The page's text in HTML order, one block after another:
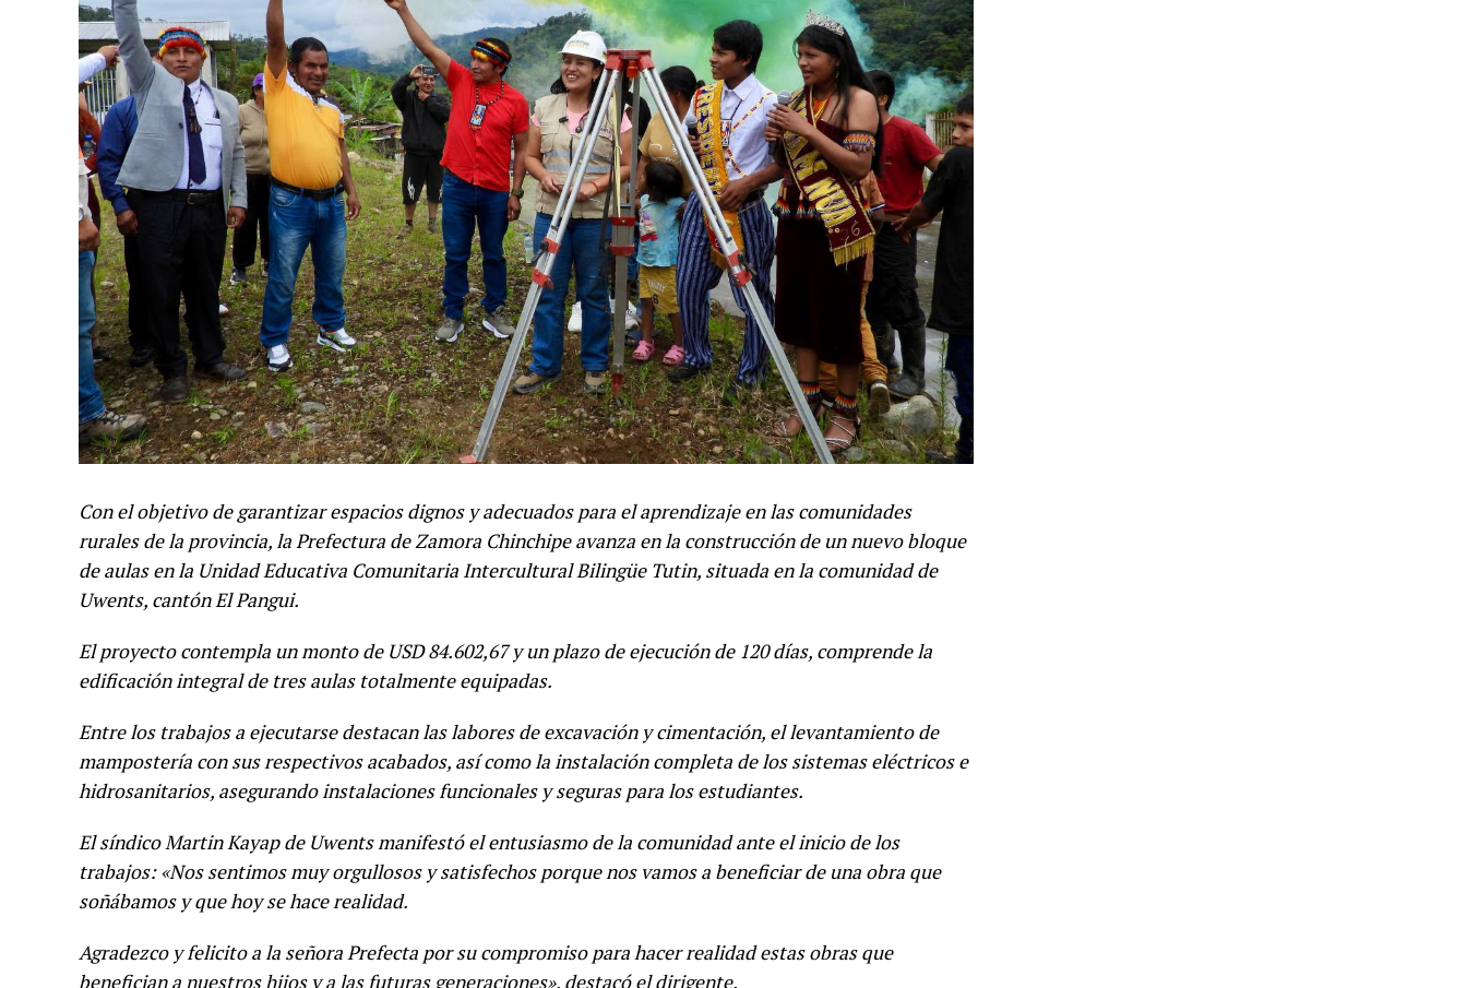
Con el objetivo de garantizar espacios dignos y adecuados para el aprendizaje en las comunidades
rurales de la provincia, la Prefectura de Zamora Chinchipe avanza en la construcción de un nuevo bloque
de aulas en la Unidad Educativa Comunitaria Intercultural Bilingüe Tutin, situada en la comunidad de
Uwents, cantón El Pangui.
El proyecto contempla un monto de USD 84.602,67 y un plazo de ejecución de 120 días, comprende la
edificación integral de tres aulas totalmente equipadas.
Entre los trabajos a ejecutarse destacan las labores de excavación y cimentación, el levantamiento de
mampostería con sus respectivos acabados, así como la instalación completa de los sistemas eléctricos e
hidrosanitarios, asegurando instalaciones funcionales y seguras para los estudiantes.
El síndico Martin Kayap de Uwents manifestó el entusiasmo de la comunidad ante el inicio de los
trabajos: «Nos sentimos muy orgullosos y satisfechos porque nos vamos a beneficiar de una obra que
soñábamos y que hoy se hace realidad.
Agradezco y felicito a la señora Prefecta por su compromiso para hacer realidad estas obras que
benefician a nuestros hijos y a las futuras generaciones», destacó el dirigente.